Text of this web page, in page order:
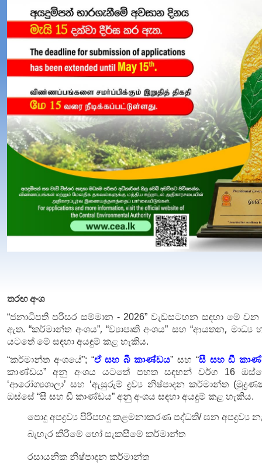
තරඟ අංශ
“ජනාධිපති පරිසර සම්මාන - 2026” වැඩසටහන සඳහා මේ
ඇත. “කර්මාන්ත අංශය”,“ව්‍යාපෘති අංශය” සහ “ආයතන, මාධ්‍ය
යටතේ මේ සඳහා අයඳුම් කළ හැකිය.
“කර්මාන්ත අංශයේ”; “ඒ සහ බී කාණ්ඩය” සහ “සී සහ ඩී
කාණ්ඩය” අනු අංශය යටතේ පහත සඳහන් වර්ග 16
‘ආරෝග්‍යශාලා’ සහ ‘ඇසුරුම්ද්‍රව්‍ය නිෂ්පාදනකර්මාන්ත (මුද්‍රණ
ඔස්සේ “සී සහ ඩී කාණ්ඩය” අනු අංශය සඳහා අයදුම් කළ හැකිය.
පොදු අපද්‍රව්‍ය පිරිපහදු කළමනාකරණ පද්ධති/ඝන අපද්‍රව්‍ය
බැහැර කිරීමේ හෝ සැකසීමේ කර්මාන්ත
රසායනික නිෂ්පාදන කර්මාන්ත